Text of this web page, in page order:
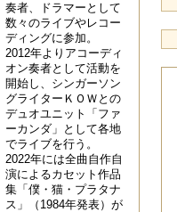
奏者、ドラマーとして
数々のライブやレコー
ディングに参加。
2012年よりアコーディ
オン奏者として活動を
開始し、シンガーソン
グライターＫＯＷとの
デュオユニット「ファ
ーカンダ」として各地
でライブを行う。
2022年には全曲自作自
演によるカセット作品
集「僕・猫・プラタナ
ス」（1984年発表）が